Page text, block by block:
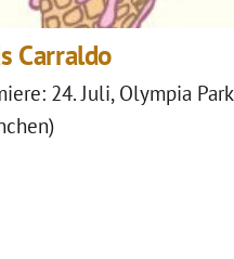
Carraldo
24. Juli, Olympia Park